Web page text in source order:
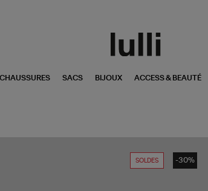
CHAUSSURES SACS BIJOUX ACCESS & BEAUTÉ
SOLDES -30%